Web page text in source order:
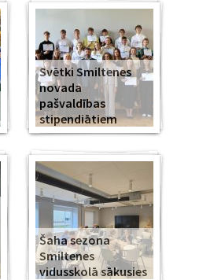
Svētki Smiltenes
novada
pašvaldības
stipendiātiem
Šaha sezona
Smiltenes
vidusskolā sākusies